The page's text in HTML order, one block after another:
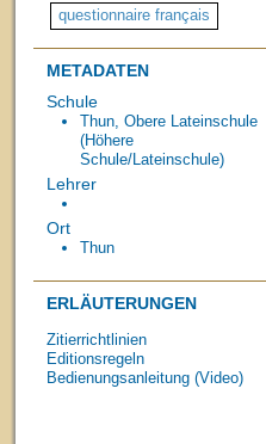
METADATEN
Schule
Thun, Obere Lateinschule
(Höhere
Schule/Lateinschule)
Lehrer
Ort
Thun
ERLÄUTERUNGEN
Zitierrichtlinien
Editionsregeln
Bedienungsanleitung (Video)